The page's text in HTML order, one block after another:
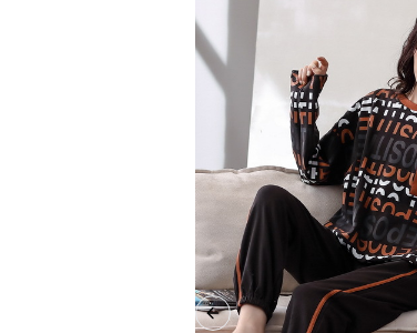
Previous slide